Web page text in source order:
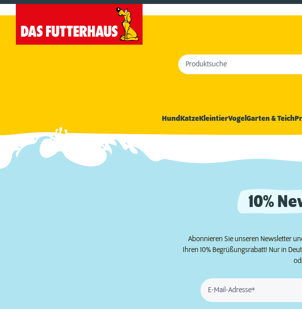
Produktsuche
HundKatzeKleintierVogel Garten & Teich
10%
Abonnieren Sie unseren Newsletter
Ihren 10% Begrüßungsrabatt! Nur in
E-Mail-Adresse*